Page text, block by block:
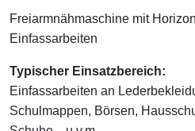
Freiarmnähmaschine mit
Einfassarbeiten
Typischer Einsatzbereich:
Einfassarbeiten an
Schulmappen, Börsen,